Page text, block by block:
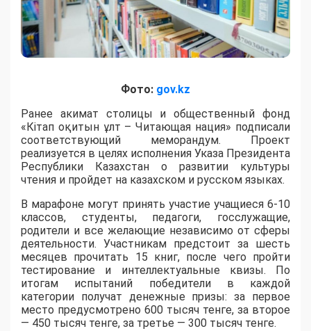
Фото: gov.kz
Ранее акимат столицы и общественный фонд
«Кітап оқитын ұлт – Читающая нация» подписали
соответствующий меморандум. Проект
реализуется в целях исполнения Указа Президента
Республики Казахстан о развитии культуры
чтения и пройдет на казахском и русском языках.
В марафоне могут принять участие учащиеся 6-10
классов, студенты, педагоги, госслужащие,
родители и все желающие независимо от сферы
деятельности. Участникам предстоит за шесть
месяцев прочитать 15 книг, после чего пройти
тестирование и интеллектуальные квизы. По
итогам испытаний победители в каждой
категории получат денежные призы: за первое
место предусмотрено 600 тысяч тенге, за второе
— 450 тысяч тенге, за третье — 300 тысяч тенге.